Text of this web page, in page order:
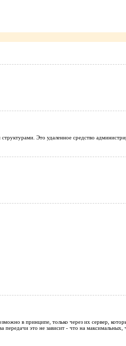
Это удаленное средство
в принципе, только через их сервер,
передачи это не зависит - что на максимальных,